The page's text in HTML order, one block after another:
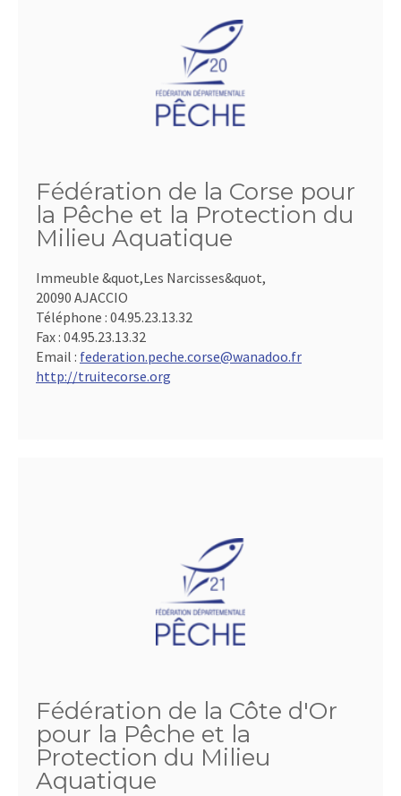
Fédération de la Corse pour
la Pêche et la Protection du
Milieu Aquatique
Immeuble &quot,Les Narcisses&quot,
20090 AJACCIO
Téléphone : 04.95.23.13.32
Fax : 04.95.23.13.32
Email : federation.peche.corse@wanadoo.fr
http://truitecorse.org
Fédération de la Côte d'Or
pour la Pêche et la
Protection du Milieu
Aquatique